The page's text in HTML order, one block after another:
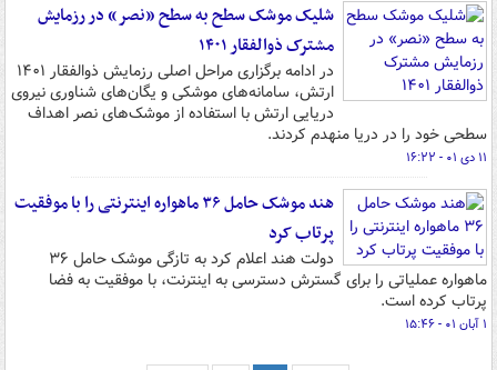
شلیک موشک سطح به سطح «نصر» در رزمایش
مشترک ذوالفقار ۱۴۰۱
در ادامه برگزاری مراحل اصلی رزمایش ذوالفقار ۱۴۰۱
ارتش، سامانه‌های موشکی و یگان‌های شناوری نیروی
دریایی ارتش با استفاده از موشک‌های نصر اهداف
سطحی خود را در دریا منهدم کردند.
۱۱ دی ۰۱ - ۱۶:۲۲
هند موشک حامل ۳۶ ماهواره اینترنتی را با موفقیت
پرتاب کرد
دولت هند اعلام کرد به تازگی موشک حامل ۳۶
ماهواره عملیاتی را برای گسترش دسترسی به اینترنت، با موفقیت به فضا
پرتاب کرده است.
۱ آبان ۰۱ - ۱۵:۴۶